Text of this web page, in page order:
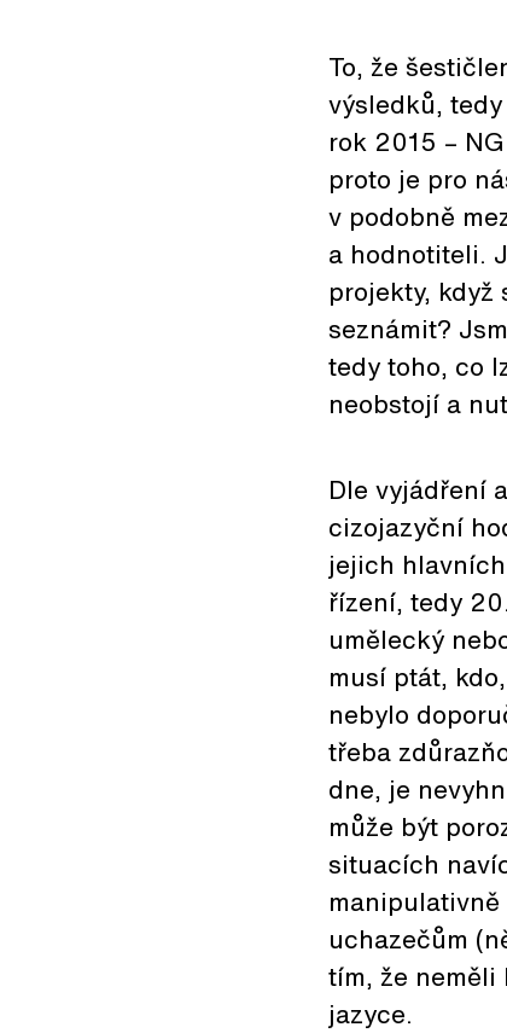
To, že
výsledků,
rok 2015 –
proto je pro
v podobně
a hodnotiteli.
projekty,
seznámit?
tedy toho, co
neobstojí a
Dle vyjádření
cizojazyční
jejich
řízení, tedy
umělecký
musí ptát,
nebylo
třeba
dne, je
může být
situacích
uchazečům
tím, že
jazyce.